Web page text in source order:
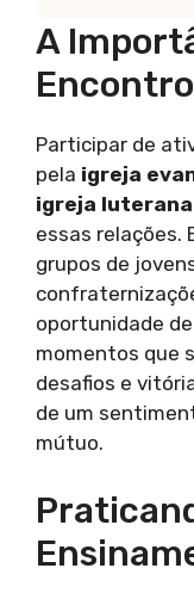
A
Participar de
pela igreja
igreja luterana
essas relações.
grupos de
oportunidade
momentos que
desafios e
de um
mútuo.